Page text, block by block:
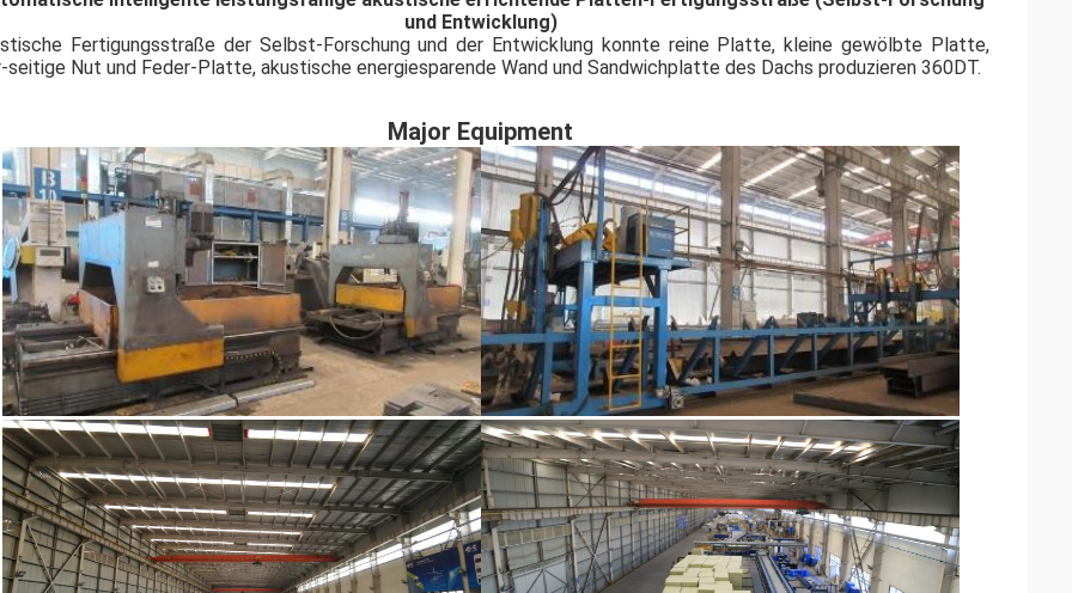
und Entwicklung)
Fertigungsstraße der Selbst-Forschung und der Entwicklung konnte reine Platte, kleine gewölbte Platte,
seitige Nut und Feder-Platte, akustische energiesparende Wand und Sandwichplatte des Dachs produzieren 360DT.
Major Equipment